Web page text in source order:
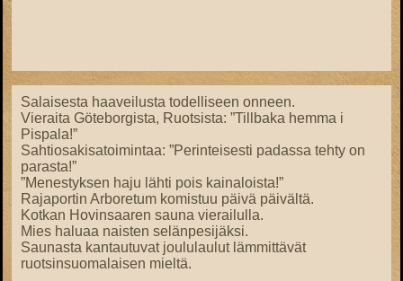
Salaisesta haaveilusta todelliseen onneen.
Vieraita Göteborgista, Ruotsista: ”Tillbaka hemma i
Pispala!”
Sahtiosakisatoimintaa: ”Perinteisesti padassa tehty on
parasta!”
”Menestyksen haju lähti pois kainaloista!”
Rajaportin Arboretum komistuu päivä päivältä.
Kotkan Hovinsaaren sauna vierailulla.
Mies haluaa naisten selänpesijäksi.
Saunasta kantautuvat joululaulut lämmittävät
ruotsinsuomalaisen mieltä.